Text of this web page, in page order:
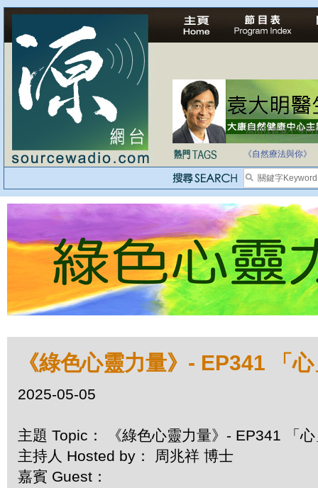
法治社會並不等同
自家教育合法化-
《自然療法與你》
《綠色心靈力量》- EP341 「
2025-05-05
主題 Topic： 《綠色心靈力量》- EP341 「
主持人 Hosted by： 周兆祥 博士
嘉賓 Guest：